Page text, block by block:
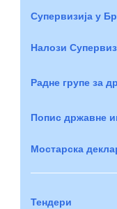
Супервизија у
Налози
Радне групе за
Попис државне
Мостарска
Тендери